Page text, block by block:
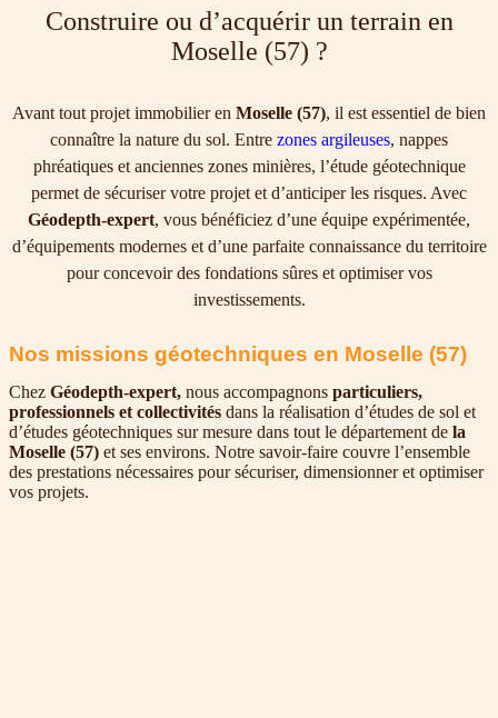
Construire ou d’acquérir un terrain en
Moselle (57) ?
Avant tout projet immobilier en Moselle (57), il est essentiel de bien
connaître la nature du sol. Entre zones argileuses, nappes
phréatiques et anciennes zones minières, l’étude géotechnique
permet de sécuriser votre projet et d’anticiper les risques. Avec
Géodepth-expert, vous bénéficiez d’une équipe expérimentée,
d’équipements modernes et d’une parfaite connaissance du territoire
pour concevoir des fondations sûres et optimiser vos
investissements.
Nos missions géotechniques en Moselle (57)
Chez Géodepth-expert, nous accompagnons particuliers,
professionnels et collectivités dans la réalisation d’études de sol et
d’études géotechniques sur mesure dans tout le département de la
Moselle (57) et ses environs. Notre savoir-faire couvre l’ensemble
des prestations nécessaires pour sécuriser, dimensionner et optimiser
vos projets.